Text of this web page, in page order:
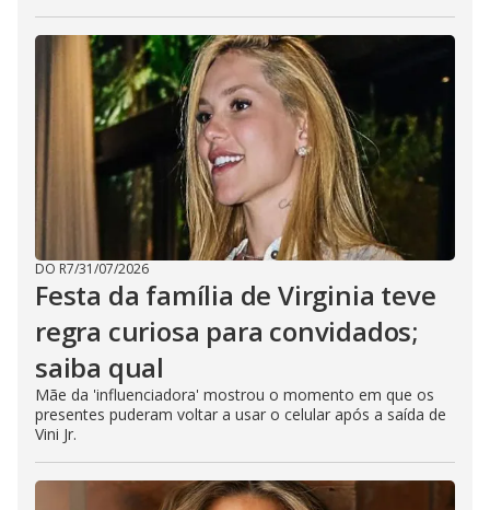
DO R7/31/07/2026
Festa da família de Virginia teve
regra curiosa para convidados;
saiba qual
Mãe da 'influenciadora' mostrou o momento em que os
presentes puderam voltar a usar o celular após a saída de
Vini Jr.